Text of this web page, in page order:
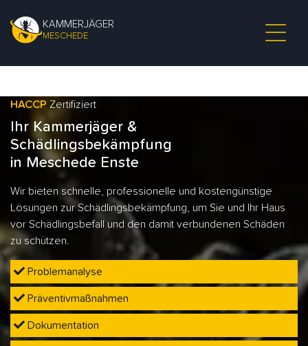
KAMMERJÄGER
MESCHEDE
HACCP Zertifiziert
Ihr Kammerjäger &
Schädlingsbekämpfung
in Meschede Enste
Wir bieten schnelle, professionelle und kostengünstige
Lösungen zur Schädlingsbekämpfung, um Sie und Ihr Haus
vor Schädlingsbefall und den damit verbundenen Schäden
zu schützen.
Problemanalyse
Präventivmaßnahmen
Dokumentation